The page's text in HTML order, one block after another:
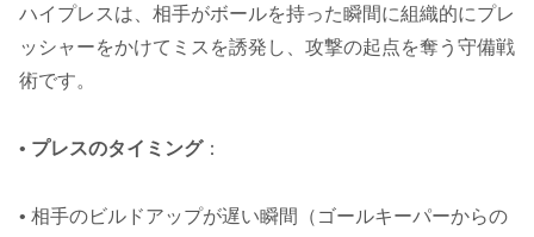
ハイプレスは、相手がボールを持った瞬間に組織的にプレ
ッシャーをかけてミスを誘発し、攻撃の起点を奪う守備戦
術です。
• プレスのタイミング：
• 相手のビルドアップが遅い瞬間（ゴールキーパーからの